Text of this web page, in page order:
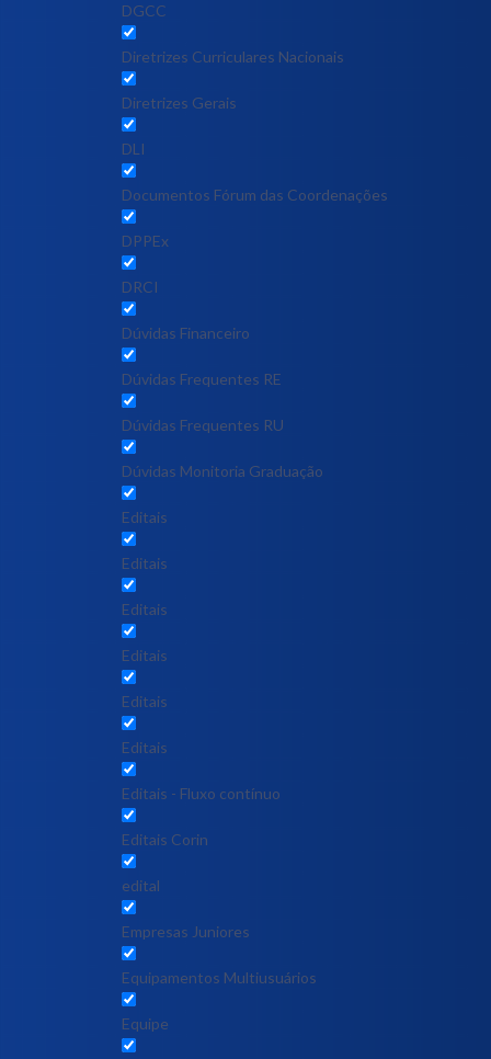
DGCC
Diretrizes Curriculares Nacionais
Diretrizes Gerais
DLI
Documentos Fórum das Coordenações
DPPEx
DRCI
Dúvidas Financeiro
Dúvidas Frequentes RE
Dúvidas Frequentes RU
Dúvidas Monitoria Graduação
Editais
Editais
Editais
Editais
Editais
Editais
Editais - Fluxo contínuo
Editais Corin
edital
Empresas Juniores
Equipamentos Multiusuários
Equipe